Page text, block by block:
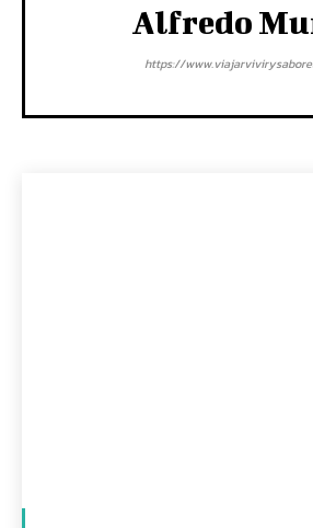
Alfredo
https://